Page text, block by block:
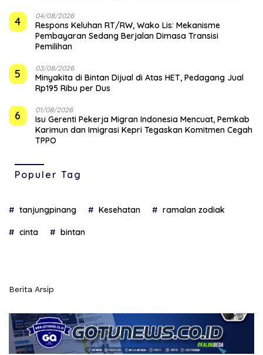
4 04/08/2026
‎Respons Keluhan RT/RW, Wako Lis: Mekanisme
Pembayaran Sedang Berjalan Dimasa Transisi
Pemilihan
5 03/08/2026
Minyakita di Bintan Dijual di Atas HET, Pedagang Jual
Rp195 Ribu per Dus
6 01/08/2026
Isu Gerenti Pekerja Migran Indonesia Mencuat, Pemkab
Karimun dan Imigrasi Kepri Tegaskan Komitmen Cegah
TPPO
Populer Tag
tanjungpinang Kesehatan ramalan zodiak
cinta bintan
Berita Arsip